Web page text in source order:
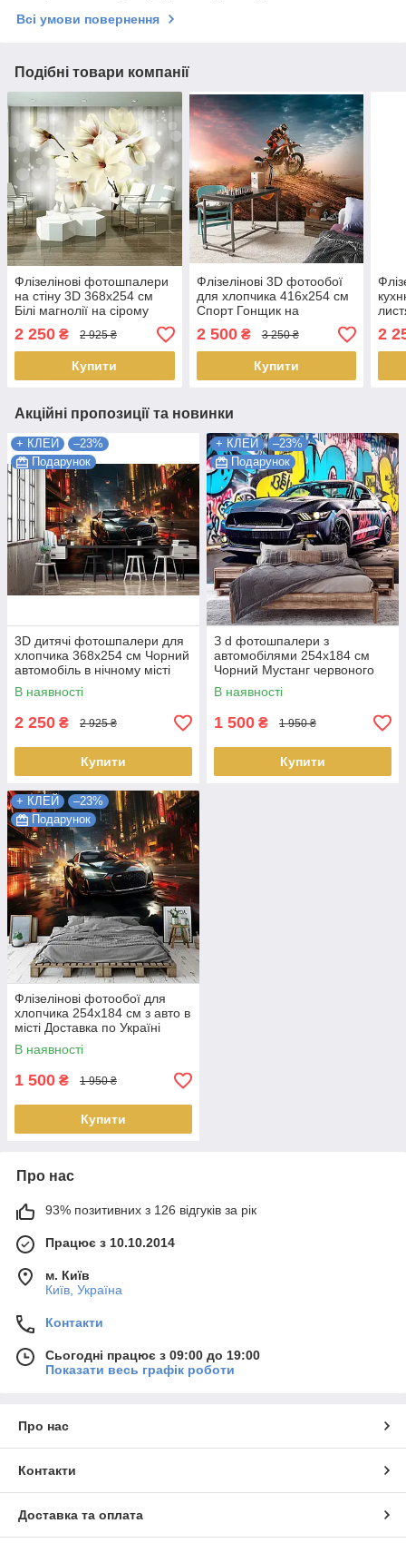
Всі умови повернення
Подібні товари компанії
Флізелінові фотошпалери
на стіну 3D 368x254 см
Білі магнолії на сірому
фоні Найкраща якість
2 250 ₴ 2 925 ₴
Купити
Флізелінові 3D фотообої
для хлопчика 416x254 см
Спорт Гонщик на
мотоциклі +клей
Найкраща якість
2 500₴ 3 250 ₴
Купити
2
Акційні пропозиції та новинки
+ КЛЕЙ
–23%
Подарунок
3D дитячі фотошпалери для
хлопчика 368х254 см Чорний
автомобіль в нічному місті
Краща якість
В наявності
2 250 ₴ 2 925 ₴
Купити
+ КЛЕЙ
–23%
Подарунок
З d фотошпалери з
автомобілями 254х184 см
Чорний Мустанг червоного
кольору на тлі вулиці Краща
якість
В наявності
1 500 ₴ 1 950 ₴
Купити
+ КЛЕЙ
–23%
Подарунок
Флізелінові фотообої для
хлопчика 254x184 см з авто в
місті Доставка по Україні
В наявності
1 500 ₴ 1 950 ₴
Купити
Про нас
93% позитивних з 126 відгуків за рік
Працює з 10.10.2014
м. Київ
Київ, Україна
Контакти
Сьогодні працює з 09:00 до 19:00
Показати весь графік роботи
Про нас
Контакти
Доставка та оплата